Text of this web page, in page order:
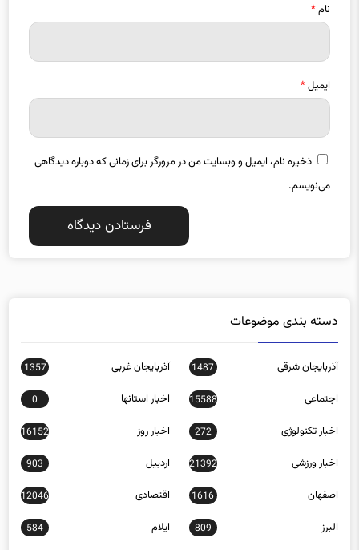
نام*
ایمیل*
ذخیره نام، ایمیل و وبسایت من در مرورگر برای زمانی که دوباره دیدگاهی
می‌نویسم.
دسته بندی موضوعات
آذربایجان شرقی 1487 آذربایجان غربی 1357
اجتماعی 15588 اخبار استانها 0
اخبار تکنولوژی 272 اخبار روز 16152
اخبار ورزشی 21392 اردبیل 903
اصفهان 1616 اقتصادی 12046
البرز 809 ایلام 584